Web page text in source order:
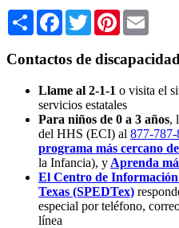
Share Facebook
TwitterPinterest
Contactos de
Llame al 2-1-1 o visita el
servicios estatales
Para niños de 0 a 3 años,
del HHS (ECI) al 877-
programa más cercano
la Infancia), y Aprenda
El Centro de
Texas (SPEDTex)
especial por teléfono,
línea